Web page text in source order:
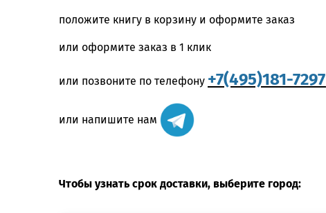
положите книгу в корзину и оформите заказ
или оформите заказ в 1 клик
или позвоните по телефону +7(495)181-7297
или напишите нам
Чтобы узнать срок доставки, выберите город: